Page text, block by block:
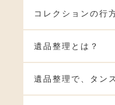
コレクションの行
遺品整理とは？
遺品整理で、タン